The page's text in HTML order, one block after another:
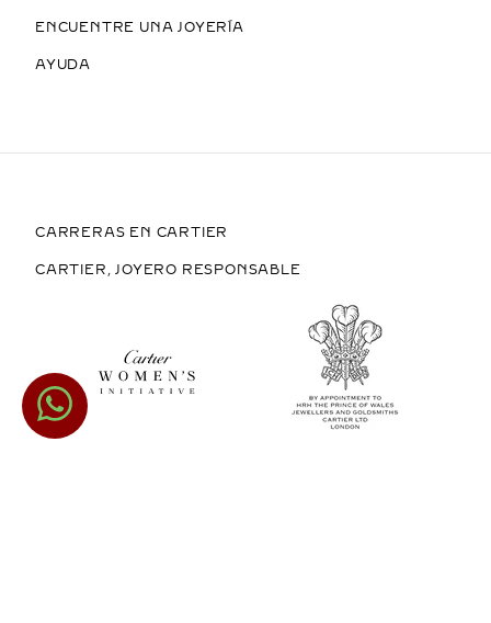
ENCUENTRE UNA JOYERÍA
AYUDA
CARRERAS EN CARTIER
CARTIER, JOYERO RESPONSABLE